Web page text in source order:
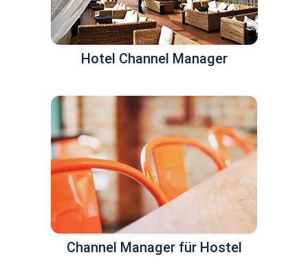
Hotel Channel Manager
Channel Manager für Hostel